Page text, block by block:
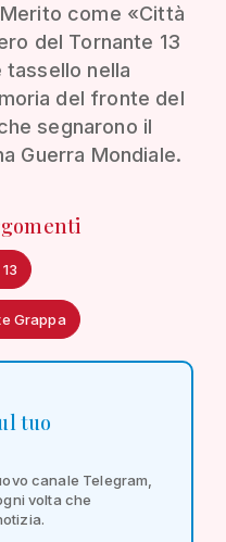
come «Città
del Tornante 13
nella
del fronte del
segnarono il
Guerra Mondiale.
Grappa
tuo
canale Telegram,
volta che